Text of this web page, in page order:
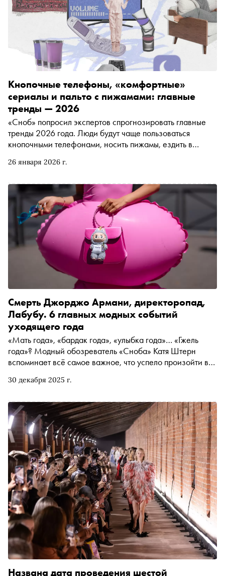
26 января 2026 г.
Кнопочные телефоны, «комфортные»
сериалы и пальто с пижамами: главные
тренды — 2026
«Сноб» попросил экспертов спрогнозировать главные
тренды 2026 года. Люди будут чаще пользоваться
кнопочными телефонами, носить пижамы, ездить в
смотреть новые лирические комедии в стиле Георгия
материале «Сноба»
30 декабря 2025 г.
Смерть Джорджо Армани, директоропад,
Лабубу. 6 главных модных событий
уходящего года
«Мать года», «бардак года», «улыбка года»… «Гжель
года»? Модный обозреватель «Сноба» Катя Штерн
вспоминает всё самое важное, что успело произойти в
Названа дата проведения шестой